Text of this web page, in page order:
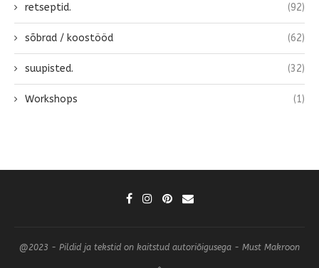
retseptid. (92)
sõbrad / koostööd (62)
suupisted. (32)
Workshops (1)
@2023 - Pildid ja tekstid on kaitstud autoriõigusega - Must Makroon